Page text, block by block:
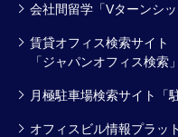
会社間留学「Vターンシッ
賃貸オフィス検索サイト
「ジャパンオフィス検索」
月極駐車場検索サイト「
オフィスビル情報プラッ